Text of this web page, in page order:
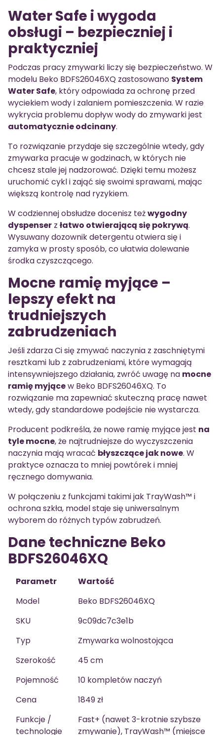
Water Safe i wygoda
obsługi – bezpieczniej i
praktyczniej
Podczas pracy zmywarki liczy się bezpieczeństwo. W
modelu Beko BDFS26046XQ zastosowano System
Water Safe, który odpowiada za ochronę przed
wyciekiem wody i zalaniem pomieszczenia. W razie
wykrycia problemu dopływ wody do zmywarki jest
automatycznie odcinany.
To rozwiązanie przydaje się szczególnie wtedy, gdy
zmywarka pracuje w godzinach, w których nie
chcesz stale jej nadzorować. Dzięki temu możesz
uruchomić cykl i zająć się swoimi sprawami, mając
większą kontrolę nad ryzykiem.
W codziennej obsłudze docenisz teżwygodny
dyspenser z łatwo otwierającą się pokrywą.
Wysuwany dozownik detergentu otwiera się i
zamyka w prosty sposób, co ułatwia dolewanie
środka czyszczącego.
Mocne ramię myjące –
lepszy efekt na
trudniejszych
zabrudzeniach
Jeśli zdarza Ci się zmywać naczynia z zaschniętymi
resztkami lub z zabrudzeniami, które wymagają
intensywniejszego działania, zwróć uwagę na mocne
ramię myjącew Beko BDFS26046XQ. To
rozwiązanie ma zapewniać skuteczną pracę nawet
wtedy, gdy standardowe podejście nie wystarcza.
Producent podkreśla, że nowe ramię myjące jest na
tyle mocne, że najtrudniejsze do wyczyszczenia
naczynia mają wracać błyszczące jak nowe. W
praktyce oznacza to mniej powtórek i mniej
ręcznego domywania.
W połączeniu z funkcjami takimi jak TrayWash™ i
ochrona szkła, model staje się uniwersalnym
wyborem do różnych typów zabrudzeń.
Dane techniczne Beko
BDFS26046XQ
Parametr
Wartość
Model
Beko BDFS26046XQ
SKU
9c09dc7c3e1b
Typ
Zmywarka wolnostojąca
Szerokość
45 cm
Pojemność
10 kompletów naczyń
Cena
1849 zł
Funkcje /
technologie
Fast+ (nawet 3-krotnie szybsze
zmywanie), TrayWash™ (miejsce